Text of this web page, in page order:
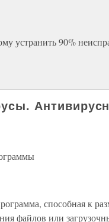
устранить 90%
способная к
файлов или